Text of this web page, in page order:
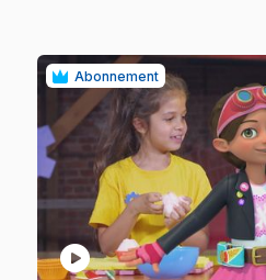
Abonnement
play_circle